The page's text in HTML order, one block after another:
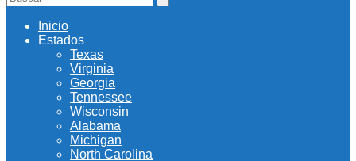
Inicio
Estados
Texas
Virginia
Georgia
Tennessee
Wisconsin
Alabama
Michigan
North Carolina